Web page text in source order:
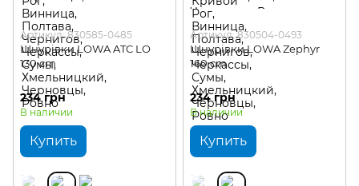
Артикул: 830585-0485
Шнурівки LOWA ATC LO
130 cm
234 грн
В наличии
Купить
Артикул: 830504-0493
Шнурівки LOWA Zephyr
160 cm
234 грн
В наличии
Купить